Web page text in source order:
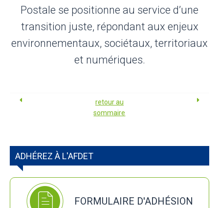
Postale se positionne au service d’une
transition juste, répondant aux enjeux
environnementaux, sociétaux, territoriaux
et numériques.
retour au
sommaire
ADHÉREZ À L'AFDET
FORMULAIRE D'ADHÉSION